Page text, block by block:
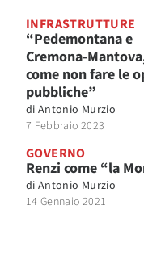
INFRASTRUTTURE
“Pedemontana e
Cremona-
come non fare le
pubbliche”
di Antonio Murzio
7 Febbraio 2023
GOVERNO
Renzi come “la
di Antonio Murzio
14 Gennaio 2021